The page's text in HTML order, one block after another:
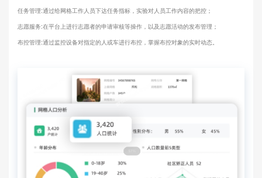
任务管理:通过给网格工作人员下达任务指标，实验对人员工作内容的把控；
志愿服务:在平台上进行志愿者的申请审核等操作，以及志愿活动的发布管理；
布控管理:通过监控设备对指定的人或车进行布控，掌握布控对象的实时动态。